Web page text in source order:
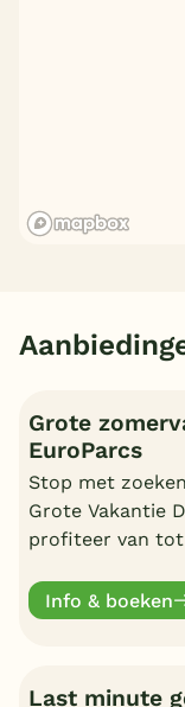
Grote
EuroParcs
Stop met
Grote Vakantie
profiteer van
Info & boeken
Last minute